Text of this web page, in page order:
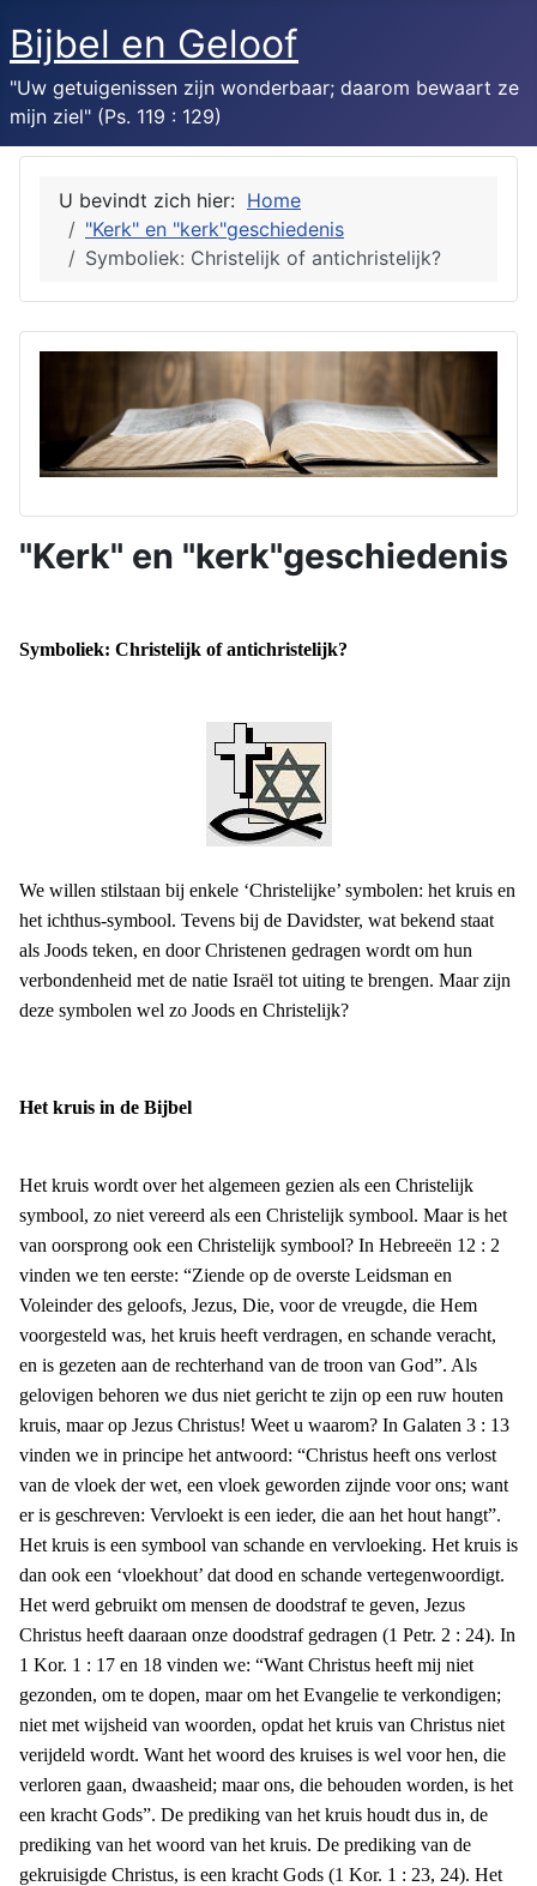
Bijbel en Geloof
"Uw getuigenissen zijn wonderbaar; daarom bewaart ze
mijn ziel" (Ps. 119 : 129)
U bevindt zich hier: Home
"Kerk" en "kerk"geschiedenis
Symboliek: Christelijk of antichristelijk?
"Kerk" en "kerk"geschiedenis
Symboliek: Christelijk of antichristelijk?
We willen stilstaan bij enkele ‘Christelijke’ symbolen: het kruis en
het ichthus-symbool. Tevens bij de Davidster, wat bekend staat
als Joods teken, en door Christenen gedragen wordt om hun
verbondenheid met de natie Israël tot uiting te brengen. Maar zijn
deze symbolen wel zo Joods en Christelijk?
Het kruis in de Bijbel
Het kruis wordt over het algemeen gezien als een Christelijk
symbool, zo niet vereerd als een Christelijk symbool. Maar is het
van oorsprong ook een Christelijk symbool? In Hebreeën 12 : 2
vinden we ten eerste: “Ziende op de overste Leidsman en
Voleinder des geloofs, Jezus, Die, voor de vreugde, die Hem
voorgesteld was, het kruis heeft verdragen, en schande veracht,
en is gezeten aan de rechterhand van de troon van God”. Als
gelovigen behoren we dus niet gericht te zijn op een ruw houten
kruis, maar op Jezus Christus! Weet u waarom? In Galaten 3 : 13
vinden we in principe het antwoord: “Christus heeft ons verlost
van de vloek der wet, een vloek geworden zijnde voor ons; want
er is geschreven: Vervloekt is een ieder, die aan het hout hangt”.
Het kruis is een symbool van schande en vervloeking. Het kruis is
dan ook een ‘vloekhout’ dat dood en schande vertegenwoordigt.
Het werd gebruikt om mensen de doodstraf te geven, Jezus
Christus heeft daaraan onze doodstraf gedragen (1 Petr. 2 : 24). In
1 Kor. 1 : 17 en 18 vinden we: “Want Christus heeft mij niet
gezonden, om te dopen, maar om het Evangelie te verkondigen;
niet met wijsheid van woorden, opdat het kruis van Christus niet
verijdeld wordt. Want het woord des kruises is wel voor hen, die
verloren gaan, dwaasheid; maar ons, die behouden worden, is het
een kracht Gods”. De prediking van het kruis houdt dus in, de
prediking van het woord van het kruis. De prediking van de
gekruisigde Christus, is een kracht Gods (1 Kor. 1 : 23, 24). Het